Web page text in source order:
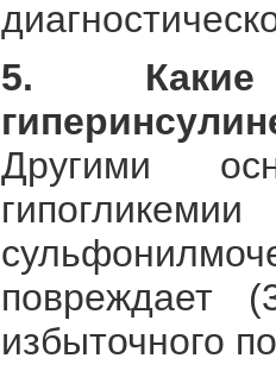
5. Какие
Другими
повреждает
избыточного